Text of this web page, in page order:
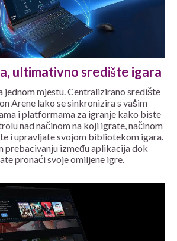
ultimativno središte igara
jednom mjestu. Centralizirano središte
Arene lako se sinkronizira s vašim
i platformama za igranje kako biste
nad načinom na koji igrate, načinom
i upravljate svojom bibliotekom igara.
prebacivanju između aplikacija dok
pronaći svoje omiljene igre.